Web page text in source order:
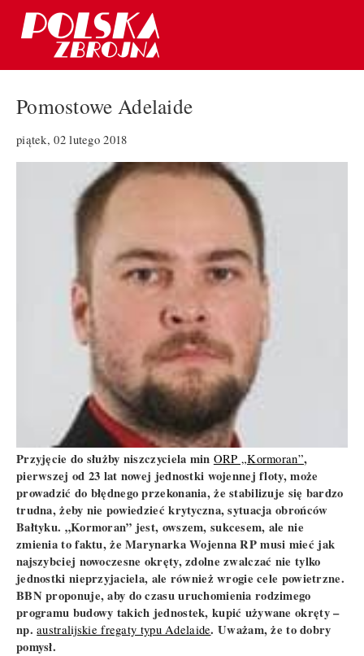
Pomostowe Adelaide
piątek, 02 lutego 2018
Przyjęcie do służby niszczyciela min ORP „Kormoran”,
pierwszej od 23 lat nowej jednostki wojennej floty, może
prowadzić do błędnego przekonania, że stabilizuje się bardzo
trudna, żeby nie powiedzieć krytyczna, sytuacja obrońców
Bałtyku. „Kormoran” jest, owszem, sukcesem, ale nie
zmienia to faktu, że Marynarka Wojenna RP musi mieć jak
najszybciej nowoczesne okręty, zdolne zwalczać nie tylko
jednostki nieprzyjaciela, ale również wrogie cele powietrzne.
BBN proponuje, aby do czasu uruchomienia rodzimego
programu budowy takich jednostek, kupić używane okręty –
np.australijskie fregaty typu Adelaide. Uważam, że to dobry
pomysł.